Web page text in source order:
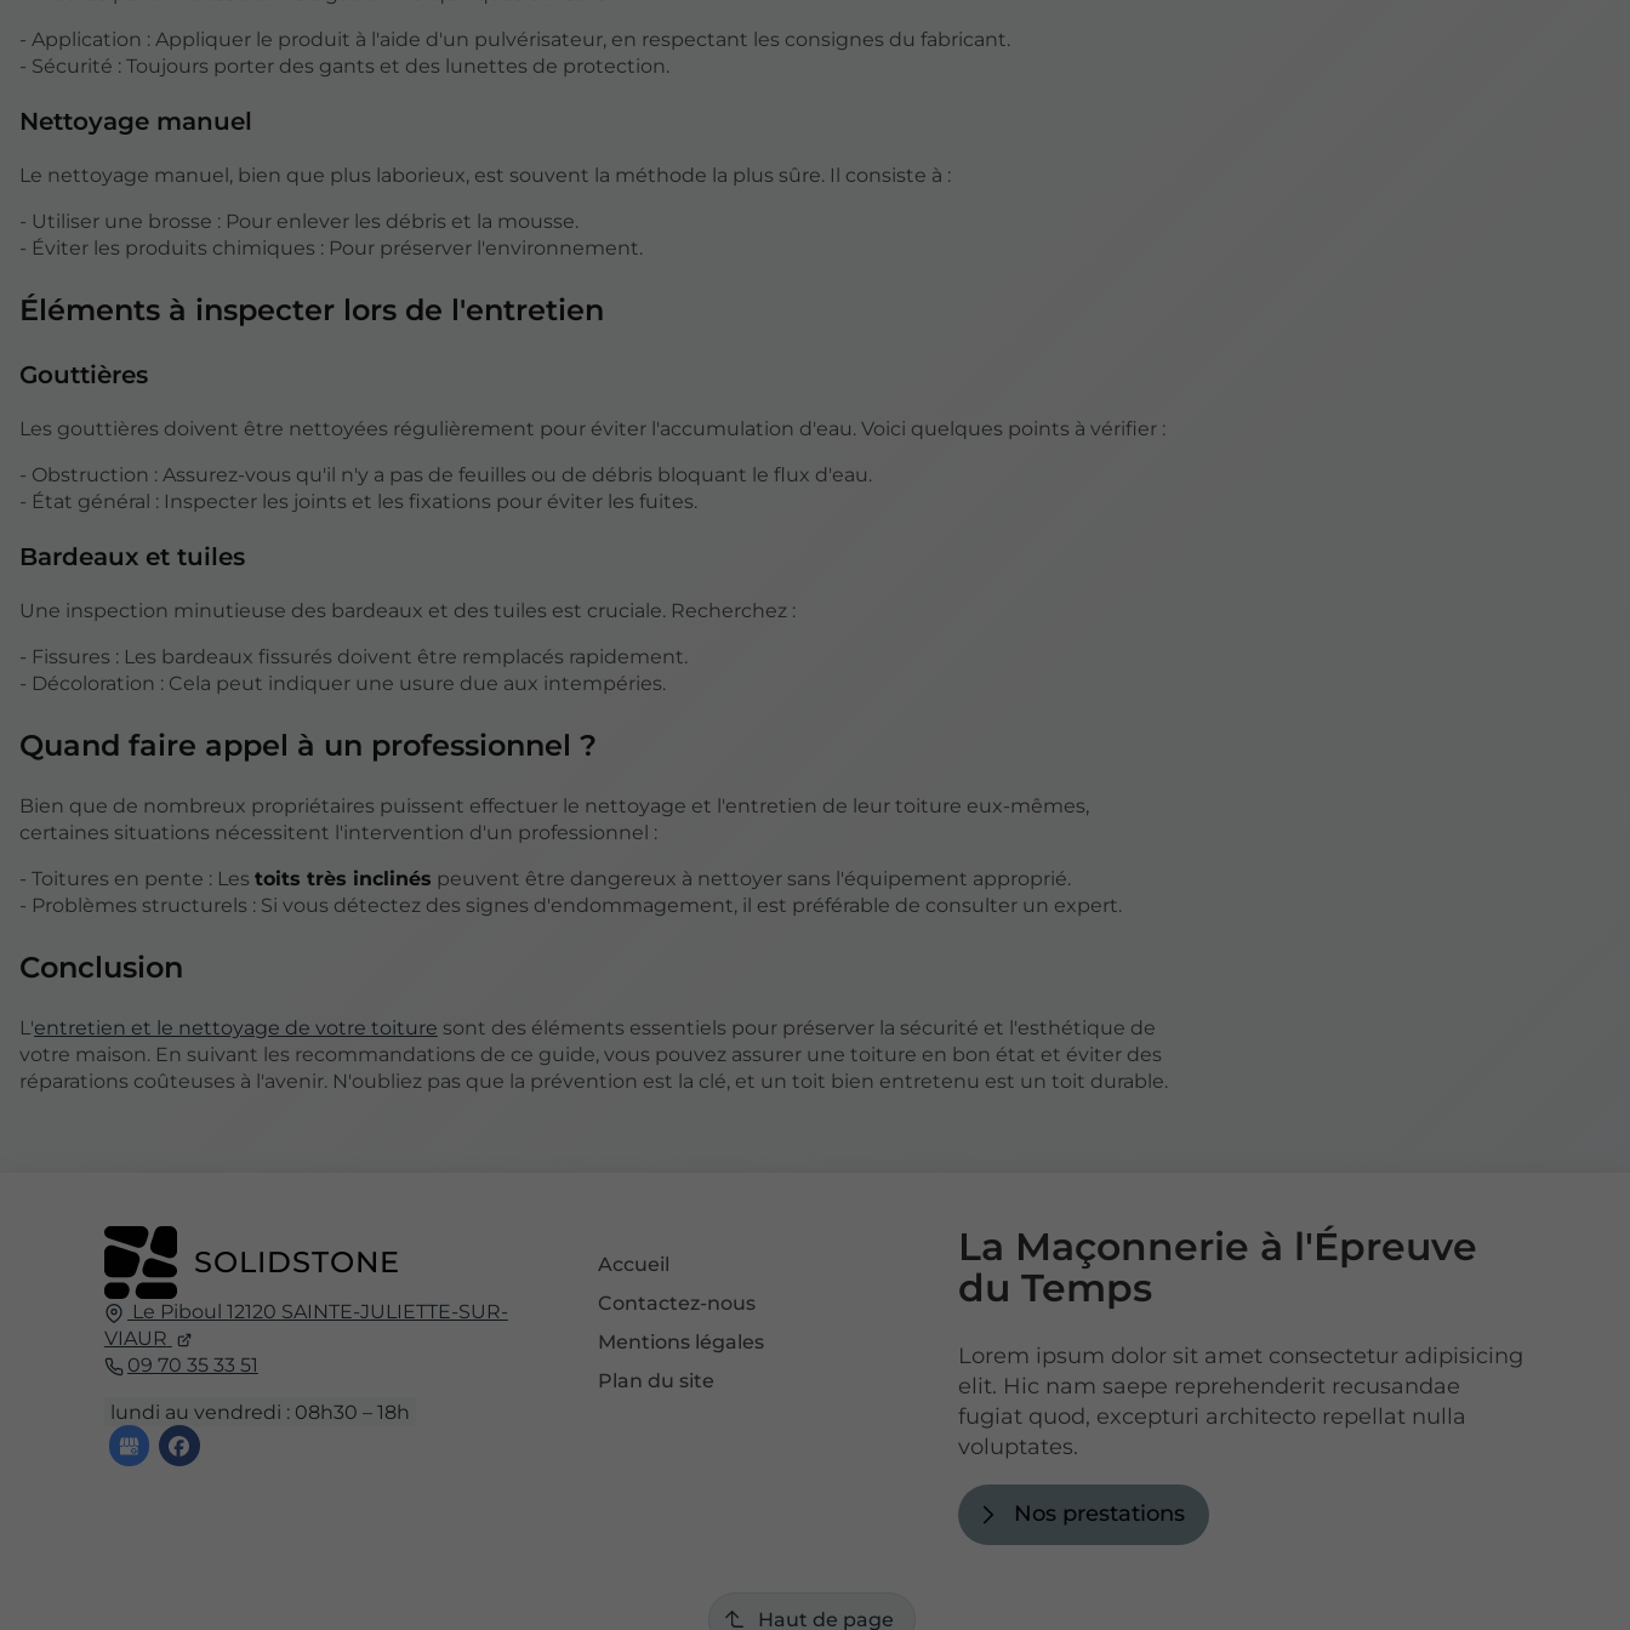
- Application : Appliquer le produit à l'aide d'un pulvérisateur, en respectant les consignes du fabricant.
- Sécurité : Toujours porter des gants et des lunettes de protection.
Nettoyage manuel
Le nettoyage manuel, bien que plus laborieux, est souvent la méthode la plus sûre. Il consiste à :
- Utiliser une brosse : Pour enlever les débris et la mousse.
- Éviter les produits chimiques : Pour préserver l'environnement.
Éléments à inspecter lors de l'entretien
Gouttières
Les gouttières doivent être nettoyées régulièrement pour éviter l'accumulation d'eau. Voici quelques points à vérifier :
- Obstruction : Assurez-vous qu'il n'y a pas de feuilles ou de débris bloquant le flux d'eau.
- État général : Inspecter les joints et les fixations pour éviter les fuites.
Bardeaux et tuiles
Une inspection minutieuse des bardeaux et des tuiles est cruciale. Recherchez :
- Fissures : Les bardeaux fissurés doivent être remplacés rapidement.
- Décoloration : Cela peut indiquer une usure due aux intempéries.
Quand faire appel à un professionnel ?
Bien que de nombreux propriétaires puissent effectuer le nettoyage et l'entretien de leur toiture eux-mêmes,
certaines situations nécessitent l'intervention d'un professionnel :
- Toitures en pente : Les toits très inclinés peuvent être dangereux à nettoyer sans l'équipement approprié.
- Problèmes structurels : Si vous détectez des signes d'endommagement, il est préférable de consulter un expert.
Conclusion
L'entretien et le nettoyage de votre toiture sont des éléments essentiels pour préserver la sécurité et l'esthétique de
votre maison. En suivant les recommandations de ce guide, vous pouvez assurer une toiture en bon état et éviter des
réparations coûteuses à l'avenir. N'oubliez pas que la prévention est la clé, et un toit bien entretenu est un toit durable.
SOLIDSTONE
Le Piboul 12120 SAINTE-JULIETTE-SUR-
VIAUR
09 70 35 33 51
lundi au vendredi : 08h30 – 18h
Accueil
Contactez-nous
Mentions légales
Plan du site
La Maçonnerie à l'Épreuve
du Temps
Lorem ipsum dolor sit amet consectetur adipisicing
elit. Hic nam saepe reprehenderit recusandae
fugiat quod, excepturi architecto repellat nulla
voluptates.
Nos prestations
Haut de page